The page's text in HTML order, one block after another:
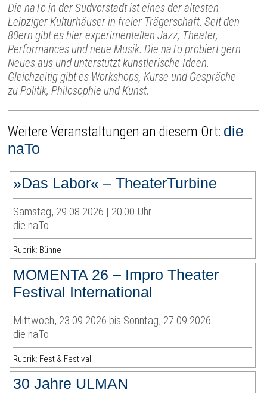
Die naTo in der Südvorstadt ist eines der ältesten
Leipziger Kulturhäuser in freier Trägerschaft. Seit den
80ern gibt es hier experimentellen Jazz, Theater,
Performances und neue Musik. Die naTo probiert gern
Neues aus und unterstützt künstlerische Ideen.
Gleichzeitig gibt es Workshops, Kurse und Gespräche
zu Politik, Philosophie und Kunst.
Weitere Veranstaltungen an diesem Ort: die
naTo
»Das Labor« – TheaterTurbine
Samstag, 29.08.2026 | 20:00 Uhr
die naTo
Rubrik: Bühne
MOMENTA 26 – Impro Theater
Festival International
Mittwoch, 23.09.2026 bis Sonntag, 27.09.2026
die naTo
Rubrik: Fest & Festival
30 Jahre ULMAN